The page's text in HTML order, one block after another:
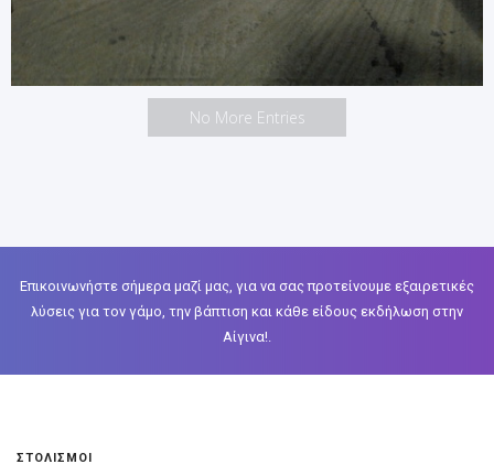
No More Entries
Επικοινωνήστε σήμερα μαζί μας, για να σας προτείνουμε εξαιρετικές
λύσεις για τον γάμο, την βάπτιση και κάθε είδους εκδήλωση στην
Αίγινα!.
ΣΤΟΛΙΣΜΟΙ